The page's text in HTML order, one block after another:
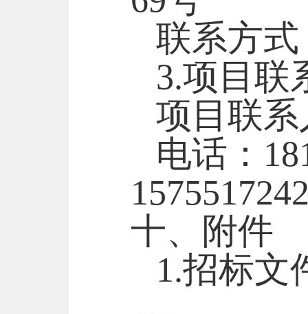
联系方式
3.项目联
项目联
电话：
十、附件
1.招标文